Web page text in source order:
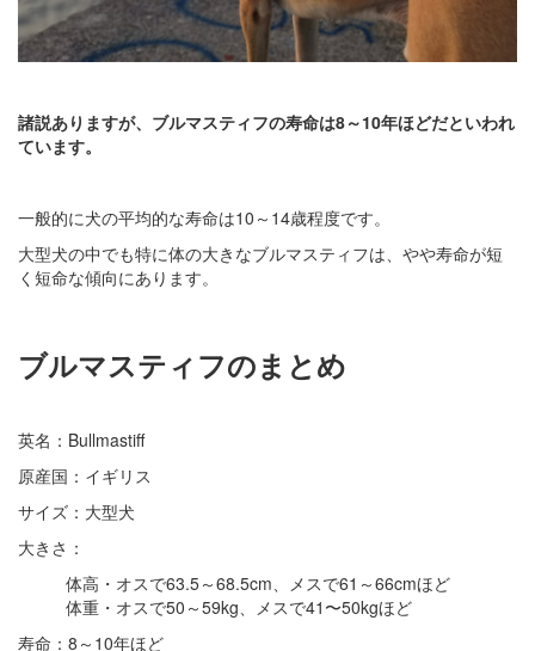
諸説ありますが、ブルマスティフの寿命は8～10年ほどだといわれ
ています。
一般的に犬の平均的な寿命は10～14歳程度です。
大型犬の中でも特に体の大きなブルマスティフは、やや寿命が短
く短命な傾向にあります。
ブルマスティフのまとめ
英名：Bullmastiff
原産国：イギリス
サイズ：大型犬
大きさ：
体高・オスで63.5～68.5cm、メスで61～66cmほど
体重・オスで50～59kg、メスで41〜50kgほど
寿命：8～10年ほど